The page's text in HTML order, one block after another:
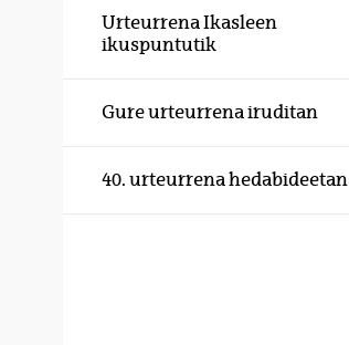
Urteurrena Ikasleen
ikuspuntutik
Gure urteurrena iruditan
40. urteurrena hedabideetan